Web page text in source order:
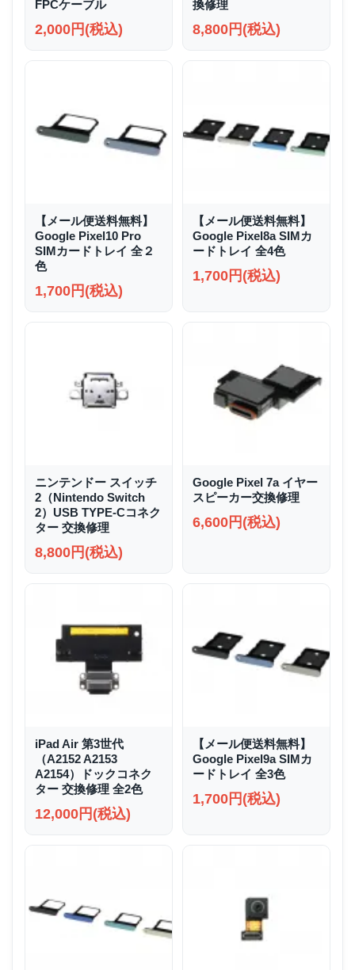
FPCケーブル
2,000円(税込)
換修理
8,800円(税込)
【メール便送料無料】
Google Pixel10 Pro
SIMカードトレイ 全２
色
1,700円(税込)
【メール便送料無料】
Google Pixel8a SIMカ
ードトレイ 全4色
1,700円(税込)
ニンテンドー スイッチ
2（Nintendo Switch
2）USB TYPE-Cコネク
ター 交換修理
8,800円(税込)
Google Pixel 7a イヤー
スピーカー交換修理
6,600円(税込)
iPad Air 第3世代
（A2152 A2153
A2154）ドックコネク
ター 交換修理 全2色
12,000円(税込)
【メール便送料無料】
Google Pixel9a SIMカ
ードトレイ 全3色
1,700円(税込)